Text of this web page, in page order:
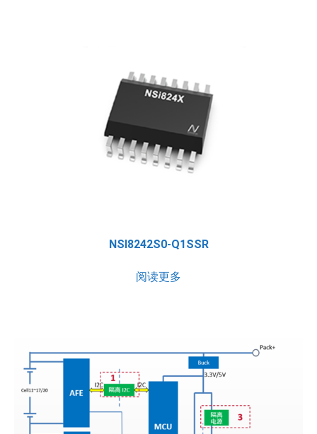
NSI8242S0-Q1SSR
阅读更多